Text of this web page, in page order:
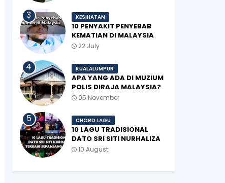
KESIHATAN
10 PENYAKIT PENYEBAB
KEMATIAN DI MALAYSIA
22 July
KUALALUMPUR
APA YANG ADA DI MUZIUM
POLIS DIRAJA MALAYSIA?
05 November
CHORD LAGU
10 LAGU TRADISIONAL
DATO SRI SITI NURHALIZA
TERBAIK SEPANJANG
10 August